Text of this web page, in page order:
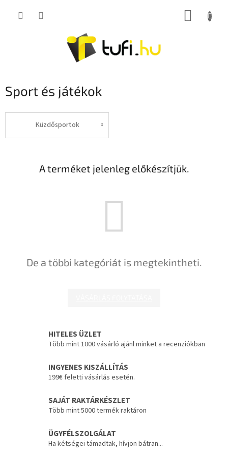
KOSÁR
Sport és játékok
Küzdősportok
A terméket jelenleg előkészítjük.
De a többi kategóriát is megtekintheti.
HITELES ÜZLET
Több mint 1000 vásárló ajánl minket a recenziókban
INGYENES KISZÁLLÍTÁS
199€ feletti vásárlás esetén.
SAJÁT RAKTÁRKÉSZLET
Több mint 5000 termék raktáron
ÜGYFÉLSZOLGÁLAT
Ha kétségei támadtak, hívjon bátran...